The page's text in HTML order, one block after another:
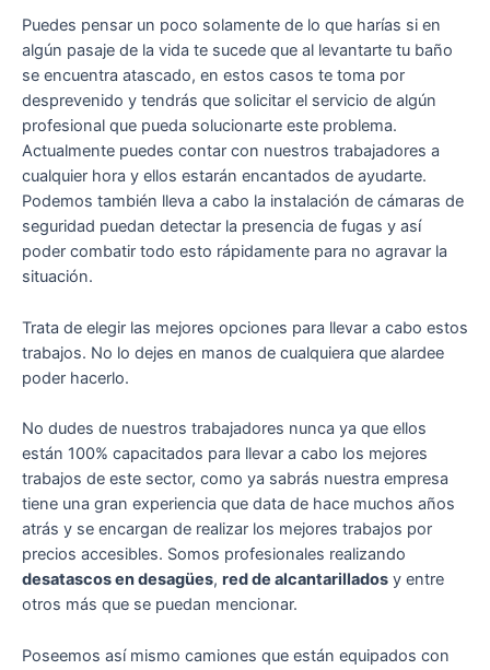
Puedes pensar un poco solamente de lo que harías si en
algún pasaje de la vida te sucede que al levantarte tu baño
se encuentra atascado, en estos casos te toma por
desprevenido y tendrás que solicitar el servicio de algún
profesional que pueda solucionarte este problema.
Actualmente puedes contar con nuestros trabajadores a
cualquier hora y ellos estarán encantados de ayudarte.
Podemos también lleva a cabo la instalación de cámaras de
seguridad puedan detectar la presencia de fugas y así
poder combatir todo esto rápidamente para no agravar la
situación.
Trata de elegir las mejores opciones para llevar a cabo estos
trabajos. No lo dejes en manos de cualquiera que alardee
poder hacerlo.
No dudes de nuestros trabajadores nunca ya que ellos
están 100% capacitados para llevar a cabo los mejores
trabajos de este sector, como ya sabrás nuestra empresa
tiene una gran experiencia que data de hace muchos años
atrás y se encargan de realizar los mejores trabajos por
precios accesibles. Somos profesionales realizando
desatascos en desagües, red de alcantarillados y entre
otros más que se puedan mencionar.
Poseemos así mismo camiones que están equipados con